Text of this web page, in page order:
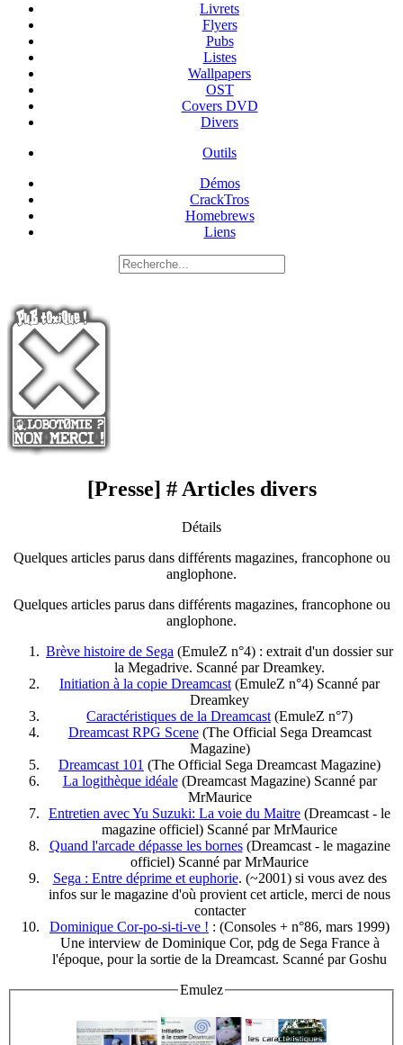
Livrets
Flyers
Pubs
Listes
Wallpapers
OST
Covers DVD
Divers
Outils
Démos
CrackTros
Homebrews
Liens
[Presse] # Articles divers
Détails
Quelques articles parus dans différents magazines, francophone ou
anglophone.
Quelques articles parus dans différents magazines, francophone ou
anglophone.
Brève histoire de Sega (EmuleZ n°4) : extrait d'un dossier sur
la Megadrive. Scanné par Dreamkey.
Initiation à la copie Dreamcast (EmuleZ n°4) Scanné par
Dreamkey
Caractéristiques de la Dreamcast (EmuleZ n°7)
Dreamcast RPG Scene(The Official Sega Dreamcast
Magazine)
Dreamcast 101 (The Official Sega Dreamcast Magazine)
La logithèque idéale(Dreamcast Magazine) Scanné par
MrMaurice
Entretien avec Yu Suzuki: La voie du Maitre (Dreamcast - le
magazine officiel) Scanné par MrMaurice
Quand l'arcade dépasse les bornes(Dreamcast - le magazine
officiel) Scanné par MrMaurice
Sega : Entre déprime et euphorie. (~2001) si vous avez des
infos sur le magazine d'où provient cet article, merci de nous
contacter
Dominique Cor-po-si-ti-ve ! : (Consoles + n°86, mars 1999)
Une interview de Dominique Cor, pdg de Sega France à
l'époque, pour la sortie de la Dreamcast. Scanné par Goshu
Emulez